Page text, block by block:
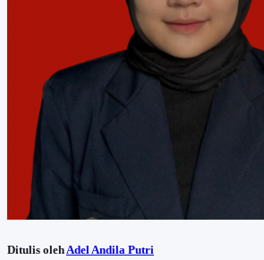
Ditulis oleh Adel Andila Putri